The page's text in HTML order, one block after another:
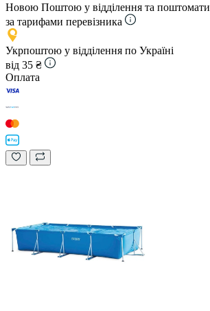
Новою Поштою у відділення та поштомати
за тарифами перевізника
Укрпоштою у відділення по Україні
від 35 ₴
Оплата